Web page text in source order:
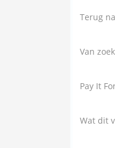
Terug
Van
Pay It
Wat dit